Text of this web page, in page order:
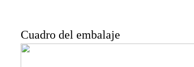
Cuadro del embalaje